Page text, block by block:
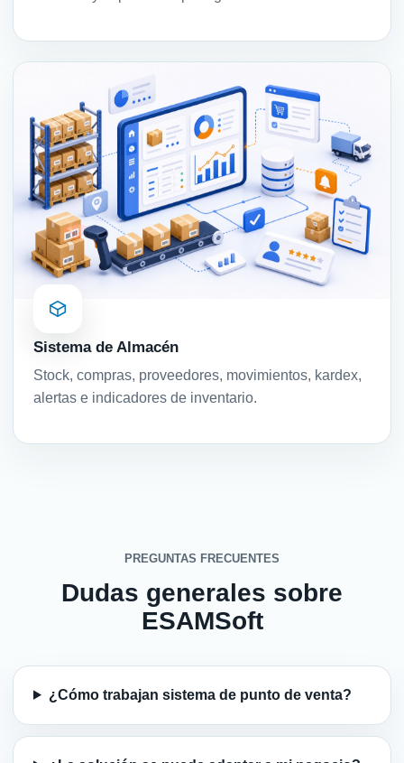
Sistema de Almacén
Stock, compras, proveedores, movimientos, kardex,
alertas e indicadores de inventario.
PREGUNTAS FRECUENTES
Dudas generales sobre
ESAMSoft
¿Cómo trabajan sistema de punto de venta?